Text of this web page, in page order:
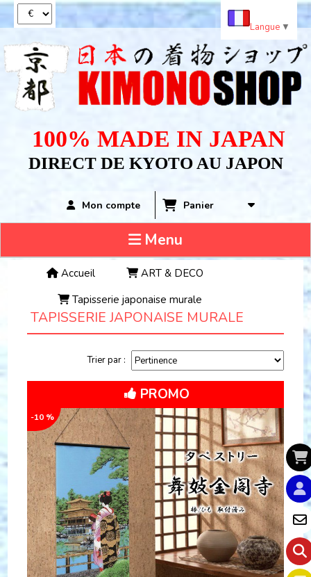
100% MADE IN JAPAN
DIRECT DE KYOTO AU JAPON
Mon compte Panier
Menu
Accueil
ART & DECO
Tapisserie japonaise murale
TAPISSERIE JAPONAISE MURALE
Trier par :
PROMO
-10 %
Langue ▼
Panneau de gestion des cookies